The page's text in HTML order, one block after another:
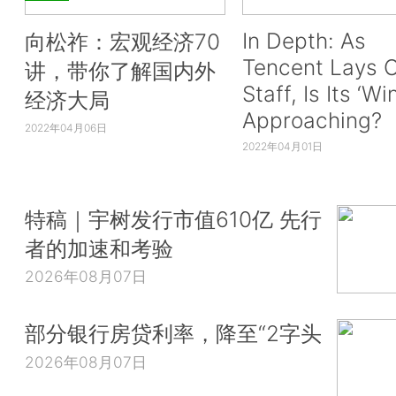
向松祚：宏观经济70
讲，带你了解国内外
经济大局
2022年04月06日
In Depth: As
Tencent Lays
Staff, Is Its
Approaching?
2022年04月01日
特稿｜宇树发行市值610亿 先行
者的加速和考验
2026年08月07日
部分银行房贷利率，降至“2字头
2026年08月07日